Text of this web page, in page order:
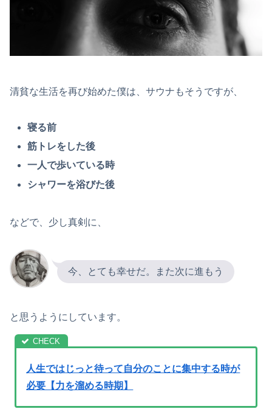
清貧な生活を再び始めた僕は、サウナもそうですが、
寝る前
筋トレをした後
一人で歩いている時
シャワーを浴びた後
などで、少し真剣に、
今、とても幸せだ。また次に進もう
と思うようにしています。
人生ではじっと待って自分のことに集中する時が
必要【力を溜める時期】